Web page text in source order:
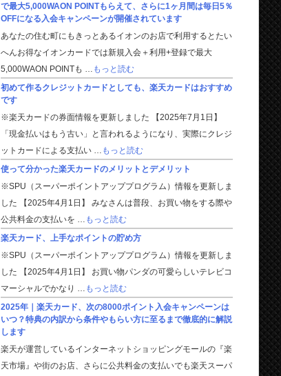
で最大5,000WAON POINTもらえて、さらに1ヶ月間は毎日5％
OFFになる入会キャンペーンが開催されています
あなたの住む町にもきっとあるイオンのお店で利用するとたい
へんお得なイオンカードでは新規入会＋利用+登録で最大
5,000WAON POINTも …
もっと読む
初めて作るクレジットカードとしても、楽天カードはおすすめ
です
※楽天カードの券面情報を更新しました 【2025年7月1日】
「現金払いはもう古い」と言われるようになり、実際にクレジ
ットカードによる支払い …
もっと読む
使って分かった楽天カードのメリットとデメリット
※SPU（スーパーポイントアッププログラム）情報を更新しま
した 【2025年4月1日】 みなさんは普段、お買い物をする際や
公共料金の支払いを …
もっと読む
楽天カード、上手なポイントの貯め方
※SPU（スーパーポイントアッププログラム）情報を更新しま
した 【2025年4月1日】 お買い物パンダの可愛らしいテレビコ
マーシャルでかなり …
もっと読む
2025年｜楽天カード、次の8000ポイント入会キャンペーンは
いつ？特典の内訳から条件やもらい方に至るまで徹底的に解説
します
楽天が運営しているインターネットショッピングモールの『楽
天市場』や街のお店、さらに公共料金の支払いでも楽天スーパ